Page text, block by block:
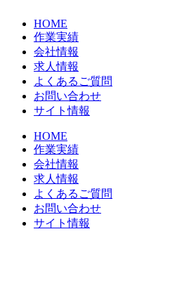
HOME
作業実績
会社情報
求人情報
よくあるご質問
お問い合わせ
サイト情報
HOME
作業実績
会社情報
求人情報
よくあるご質問
お問い合わせ
サイト情報